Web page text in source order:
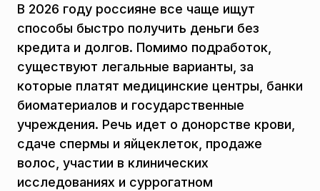
В 2026 году россияне все чаще ищут
способы быстро получить деньги без
кредита и долгов. Помимо подработок,
существуют легальные варианты, за
которые платят медицинские центры, банки
биоматериалов и государственные
учреждения. Речь идет о донорстве крови,
сдаче спермы и яйцеклеток, продаже
волос, участии в клинических
исследованиях и суррогатном